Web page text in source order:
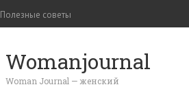
Полезные советы
Womanjournal
Woman Journal — женский